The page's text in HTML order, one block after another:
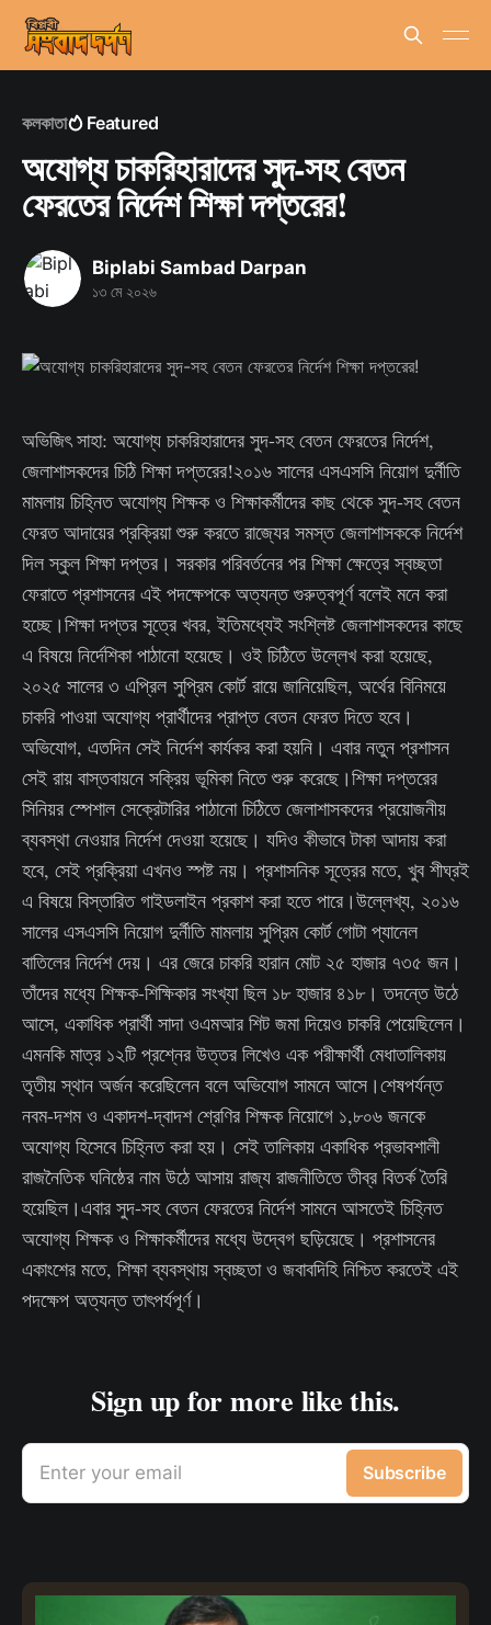
কলকাতা Featured
অযোগ্য চাকরিহারাদের সুদ-সহ বেতন
ফেরতের নির্দেশ শিক্ষা দপ্তরের!
Biplabi Sambad Darpan
১৩ মে ২০২৬
অভিজিৎ সাহা: অযোগ্য চাকরিহারাদের সুদ-সহ বেতন ফেরতের নির্দেশ,
জেলাশাসকদের চিঠি শিক্ষা দপ্তরের!২০১৬ সালের এসএসসি নিয়োগ দুর্নীতি
মামলায় চিহ্নিত অযোগ্য শিক্ষক ও শিক্ষাকর্মীদের কাছ থেকে সুদ-সহ বেতন
ফেরত আদায়ের প্রক্রিয়া শুরু করতে রাজ্যের সমস্ত জেলাশাসককে নির্দেশ
দিল স্কুল শিক্ষা দপ্তর। সরকার পরিবর্তনের পর শিক্ষা ক্ষেত্রে স্বচ্ছতা
ফেরাতে প্রশাসনের এই পদক্ষেপকে অত্যন্ত গুরুত্বপূর্ণ বলেই মনে করা
হচ্ছে।শিক্ষা দপ্তর সূত্রে খবর, ইতিমধ্যেই সংশ্লিষ্ট জেলাশাসকদের কাছে
এ বিষয়ে নির্দেশিকা পাঠানো হয়েছে। ওই চিঠিতে উল্লেখ করা হয়েছে,
২০২৫ সালের ৩ এপ্রিল সুপ্রিম কোর্ট রায়ে জানিয়েছিল, অর্থের বিনিময়ে
চাকরি পাওয়া অযোগ্য প্রার্থীদের প্রাপ্ত বেতন ফেরত দিতে হবে।
অভিযোগ, এতদিন সেই নির্দেশ কার্যকর করা হয়নি। এবার নতুন প্রশাসন
সেই রায় বাস্তবায়নে সক্রিয় ভূমিকা নিতে শুরু করেছে।শিক্ষা দপ্তরের
সিনিয়র স্পেশাল সেক্রেটারির পাঠানো চিঠিতে জেলাশাসকদের প্রয়োজনীয়
ব্যবস্থা নেওয়ার নির্দেশ দেওয়া হয়েছে। যদিও কীভাবে টাকা আদায় করা
হবে, সেই প্রক্রিয়া এখনও স্পষ্ট নয়। প্রশাসনিক সূত্রের মতে, খুব শীঘ্রই
এ বিষয়ে বিস্তারিত গাইডলাইন প্রকাশ করা হতে পারে।উল্লেখ্য, ২০১৬
সালের এসএসসি নিয়োগ দুর্নীতি মামলায় সুপ্রিম কোর্ট গোটা প্যানেল
বাতিলের নির্দেশ দেয়। এর জেরে চাকরি হারান মোট ২৫ হাজার ৭৩৫ জন।
তাঁদের মধ্যে শিক্ষক-শিক্ষিকার সংখ্যা ছিল ১৮ হাজার ৪১৮। তদন্তে উঠে
আসে, একাধিক প্রার্থী সাদা ওএমআর শিট জমা দিয়েও চাকরি পেয়েছিলেন।
এমনকি মাত্র ১২টি প্রশ্নের উত্তর লিখেও এক পরীক্ষার্থী মেধাতালিকায়
তৃতীয় স্থান অর্জন করেছিলেন বলে অভিযোগ সামনে আসে।শেষপর্যন্ত
নবম-দশম ও একাদশ-দ্বাদশ শ্রেণির শিক্ষক নিয়োগে ১,৮০৬ জনকে
অযোগ্য হিসেবে চিহ্নিত করা হয়। সেই তালিকায় একাধিক প্রভাবশালী
রাজনৈতিক ঘনিষ্ঠের নাম উঠে আসায় রাজ্য রাজনীতিতে তীব্র বিতর্ক তৈরি
হয়েছিল।এবার সুদ-সহ বেতন ফেরতের নির্দেশ সামনে আসতেই চিহ্নিত
অযোগ্য শিক্ষক ও শিক্ষাকর্মীদের মধ্যে উদ্বেগ ছড়িয়েছে। প্রশাসনের
একাংশের মতে, শিক্ষা ব্যবস্থায় স্বচ্ছতা ও জবাবদিহি নিশ্চিত করতেই এই
পদক্ষেপ অত্যন্ত তাৎপর্যপূর্ণ।
Sign up for more like this.
Enter your email Subscribe